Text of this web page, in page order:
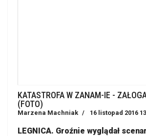
KATASTROFA W ZANAM-IE -
(FOTO)
Marzena Machniak 16 listopad 2016
LEGNICA. Groźnie wyglądał